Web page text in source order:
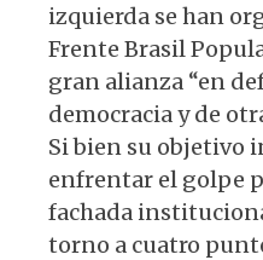
izquierda se han
Frente Brasil
gran alianza “en
democracia y de
Si bien su objetivo
enfrentar el golpe
fachada
torno a cuatro